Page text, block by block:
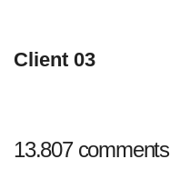
Client 03
13.807 comments